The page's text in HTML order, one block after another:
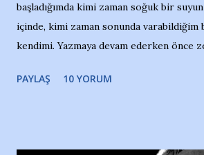
başladığımda kimi zaman soğuk bir
içinde, kimi zaman sonunda varabildiğim
kendimi. Yazmaya devam ederken önce
Yazımı, ağlayarak bitirebildim
PAYLAŞ 10 YORUM